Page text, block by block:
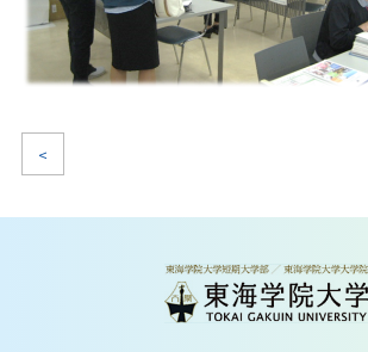
<